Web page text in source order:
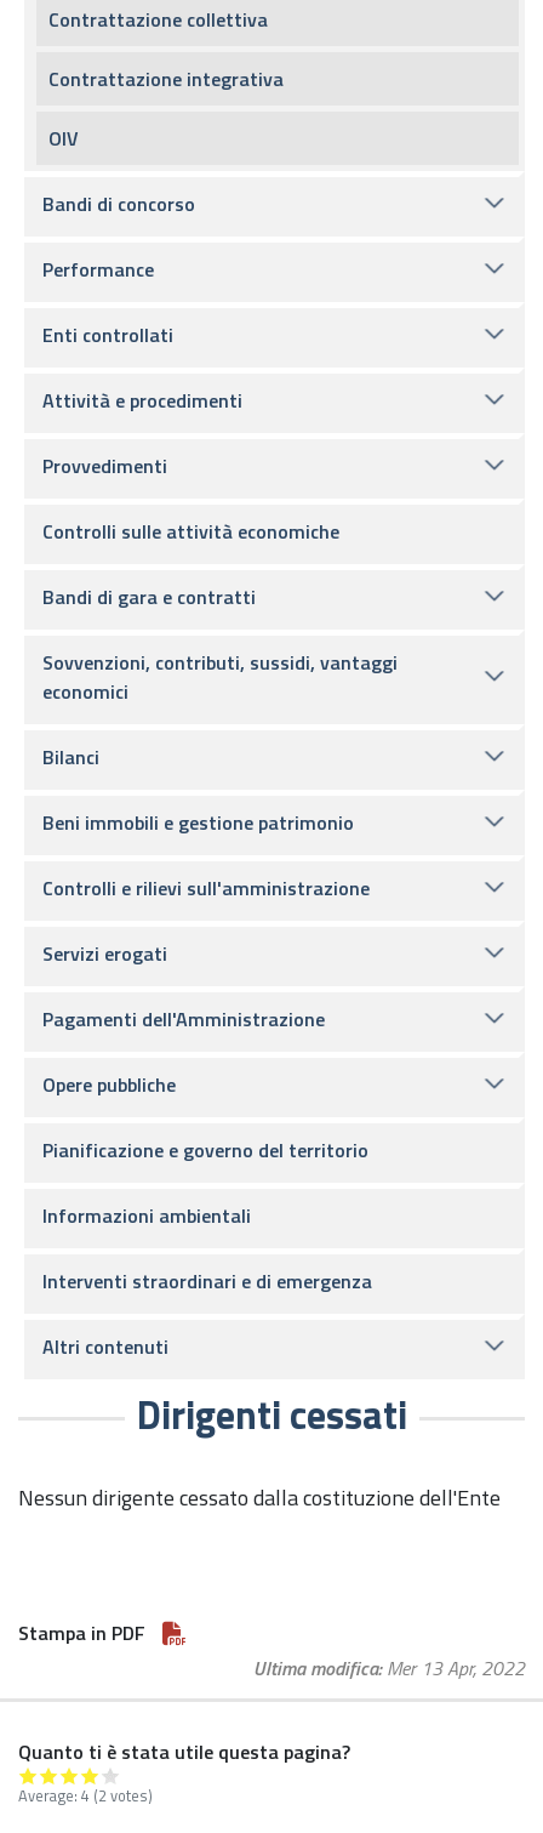
Dirigenti cessati
Nessun dirigente cessato dalla costituzione dell'Ente
Stampa in PDF
Ultima modifica Mer 13 Apr, 2022
Quanto ti è stata utile questa pagina?
Average: 4 (2 votes)
Contrattazione collettiva
Contrattazione integrativa
OIV
Bandi di concorso
Performance
Enti controllati
Attività e procedimenti
Provvedimenti
Controlli sulle attività economiche
Bandi di gara e contratti
Sovvenzioni, contributi, sussidi, vantaggi
economici
Bilanci
Beni immobili e gestione patrimonio
Controlli e rilievi sull'amministrazione
Servizi erogati
Pagamenti dell'Amministrazione
Opere pubbliche
Pianificazione e governo del territorio
Informazioni ambientali
Interventi straordinari e di emergenza
Altri contenuti